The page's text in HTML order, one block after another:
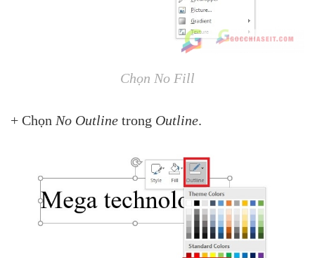
Chọn No Fill
+ Chọn No Outline trong Outline.